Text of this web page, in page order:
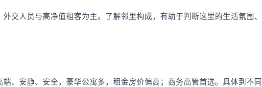
交人员与高净值租客为主。了解邻里构成，有助于判断这里的生活氛围、
端、安静、安全，豪华公寓多，租金房价偏高；商务高管首选。具体到不同